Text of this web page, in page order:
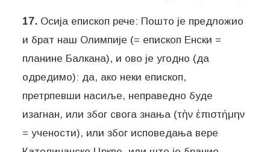
17. Осија епископ рече: Пошто је предложио
и брат наш Олимпије (= епископ Енски =
планине Балкана), и ово је угодно (да
одредимо): да, ако неки епископ,
претрпевши насиље, неправедно буде
изагнан, или због свога знања (τὴν ἐπιστήμην
= учености), или због исповедања вере